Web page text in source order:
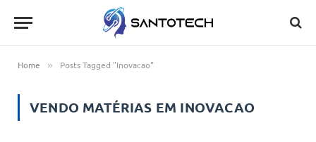
Home » Posts Tagged "Inovacao"
VENDO MATÉRIAS EM INOVACAO